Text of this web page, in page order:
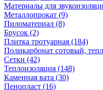
Материалы для
Металлопрокат (9)
Пиломатериал (8)
Брусок (2)
Плитка тротуарная (184)
Поликарбонат сотовый,
Сетки (42)
Теплоизоляция (148)
Каменная вата (30)
Пенопласт (16)